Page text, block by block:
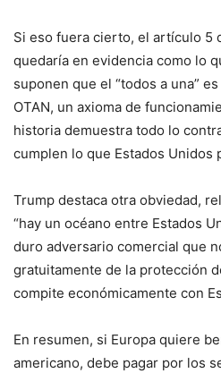
Si eso fuera cierto, el artículo 5
quedaría en evidencia como lo
suponen que el “todos a una”
OTAN, un axioma de
historia demuestra todo lo
cumplen lo que Estados Unidos
Trump destaca otra obviedad,
“hay un océano entre Estados
duro adversario comercial que
gratuitamente de la protección
compite económicamente con
En resumen, si Europa quiere
americano, debe pagar por los